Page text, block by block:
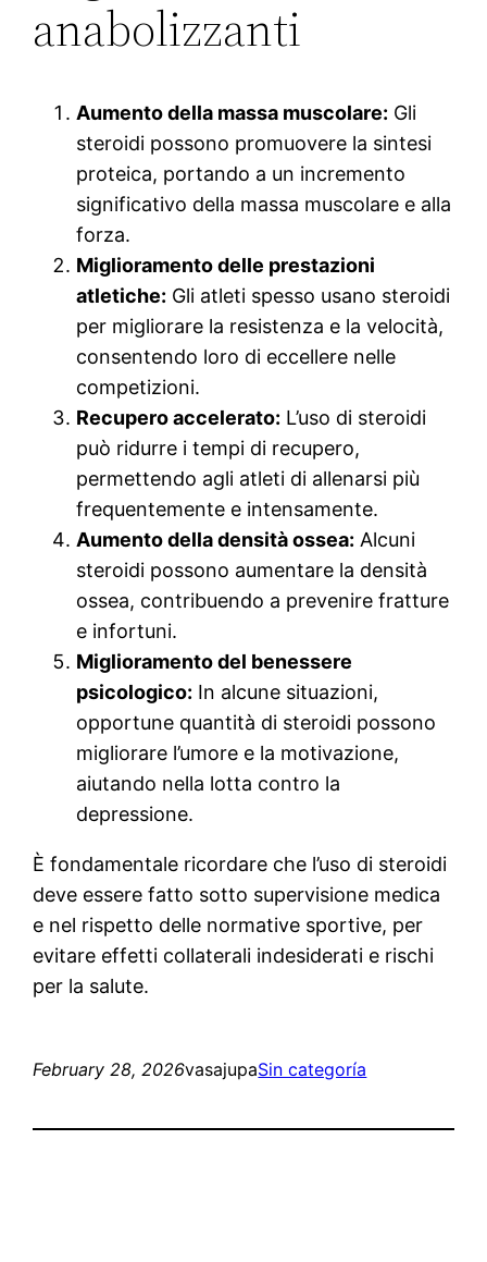
anabolizzanti
Aumento della massa muscolare: Gli
steroidi possono promuovere la sintesi
proteica, portando a un incremento
significativo della massa muscolare e alla
forza.
Miglioramento delle prestazioni
atletiche: Gli atleti spesso usano steroidi
per migliorare la resistenza e la velocità,
consentendo loro di eccellere nelle
competizioni.
Recupero accelerato: L’uso di steroidi
può ridurre i tempi di recupero,
permettendo agli atleti di allenarsi più
frequentemente e intensamente.
Aumento della densità ossea: Alcuni
steroidi possono aumentare la densità
ossea, contribuendo a prevenire fratture
e infortuni.
Miglioramento del benessere
psicologico: In alcune situazioni,
opportune quantità di steroidi possono
migliorare l’umore e la motivazione,
aiutando nella lotta contro la
depressione.
È fondamentale ricordare che l’uso di steroidi
deve essere fatto sotto supervisione medica
e nel rispetto delle normative sportive, per
evitare effetti collaterali indesiderati e rischi
per la salute.
February 28, 2026vasajupaSin categoría